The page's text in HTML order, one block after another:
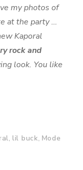
my photos of
at the party …
Kaporal
rock and
look. You like
,lil buck, Mode